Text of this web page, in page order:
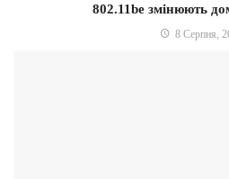
802.11be змінюють
8 Серпня,